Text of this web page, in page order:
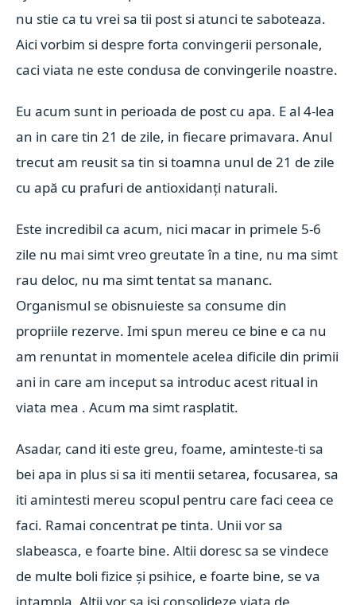
nu stie ca tu vrei sa tii post si atunci te saboteaza.
Aici vorbim si despre forta convingerii personale,
caci viata ne este condusa de convingerile noastre.
Eu acum sunt in perioada de post cu apa. E al 4-lea
an in care tin 21 de zile, in fiecare primavara. Anul
trecut am reusit sa tin si toamna unul de 21 de zile
cu apă cu prafuri de antioxidanți naturali.
Este incredibil ca acum, nici macar in primele 5-6
zile nu mai simt vreo greutate în a tine, nu ma simt
rau deloc, nu ma simt tentat sa mananc.
Organismul se obisnuieste sa consume din
propriile rezerve. Imi spun mereu ce bine e ca nu
am renuntat in momentele acelea dificile din primii
ani in care am inceput sa introduc acest ritual in
viata mea . Acum ma simt rasplatit.
Asadar, cand iti este greu, foame, aminteste-ti sa
bei apa in plus si sa iti mentii setarea, focusarea, sa
iti amintesti mereu scopul pentru care faci ceea ce
faci. Ramai concentrat pe tinta. Unii vor sa
slabeasca, e foarte bine. Altii doresc sa se vindece
de multe boli fizice și psihice, e foarte bine, se va